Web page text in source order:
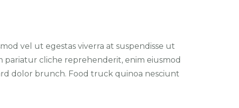
vel ut egestas viverra at suspendisse ut
pariatur cliche reprehenderit, enim eiusmod
dolor brunch. Food truck quinoa nesciunt